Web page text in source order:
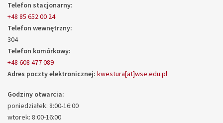
Telefon stacjonarny:
+48 85 652 00 24
Telefon wewnętrzny:
304
Telefon komórkowy:
+48 608 477 089
Adres poczty elektronicznej: kwestura[at]wse.edu.pl
Godziny otwarcia:
poniedziałek: 8:00-16:00
wtorek: 8:00-16:00